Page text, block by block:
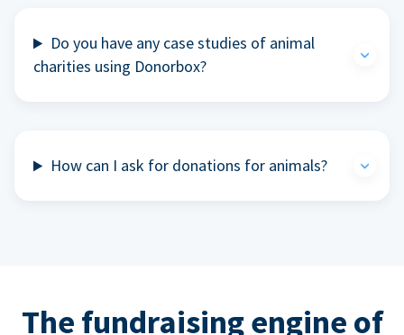
Do you have any case studies of animal
charities using Donorbox?
How can I ask for donations for animals?
The fundraising engine of